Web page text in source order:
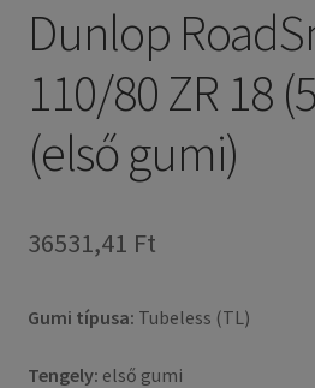
Dunlop
110/80 ZR 18
(első gumi)
36531,41 Ft
Gumi típusa: Tubeless (TL)
Tengely: első gumi